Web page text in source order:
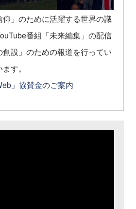
仰」のために活躍する世界の識
番組「未来編集」の配信
創設」のための報道を行ってい
す。
」協賛金のご案内